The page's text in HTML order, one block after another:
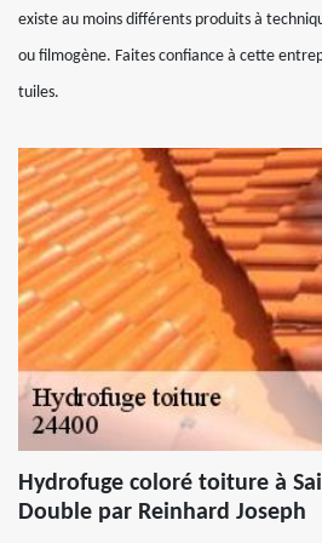
existe au moins différents produits à
ou filmogène. Faites confiance à cette
tuiles.
Hydrofuge coloré toiture à
Double par Reinhard Joseph